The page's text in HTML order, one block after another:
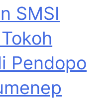
SMSI
Pendopo